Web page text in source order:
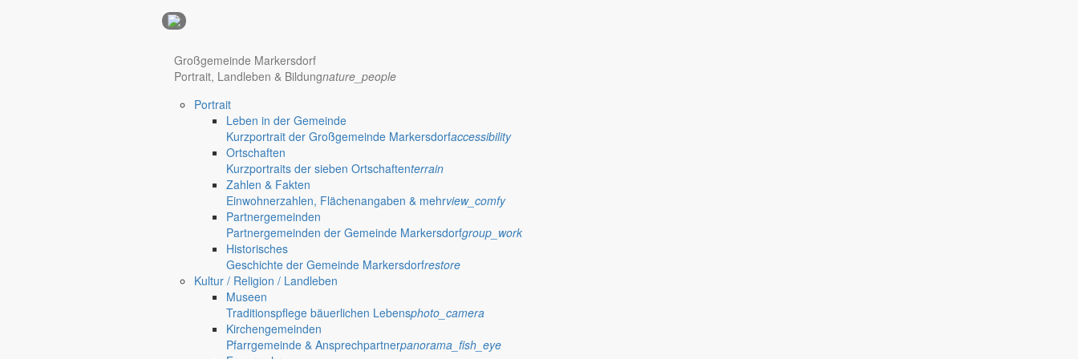
Hotel Nürnberg
Regional werben auf markersdorf.de! anzeigen@gemeinde-markersdorf.de
Großgemeinde Markersdorf
Portrait, Landleben & Bildungnature_people
Portrait
Leben in der Gemeinde
Kurzportrait der Großgemeinde Markersdorfaccessibility
Ortschaften
Kurzportraits der sieben Ortschaftenterrain
Zahlen & Fakten
Einwohnerzahlen, Flächenangaben & mehrview_comfy
Partnergemeinden
Partnergemeinden der Gemeinde Markersdorfgroup_work
Historisches
Geschichte der Gemeinde Markersdorfrestore
Kultur / Religion / Landleben
Museen
Traditionspflege bäuerlichen Lebensphoto_camera
Kirchengemeinden
Pfarrgemeinde & Ansprechpartnerpanorama_fish_eye
Deutsch-Paulsdorf
Jauernick-Buschbach